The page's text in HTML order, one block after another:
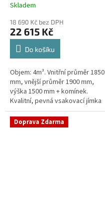
Skladem
18 690 Kč bez DPH
22 615 Kč
Do košíku
Objem: 4m³. Vnitřní průměr 1850
mm, vnější průměr 1900 mm,
výška 1500 mm + komínek.
Kvalitní, pevná vsakovací jímka
(nádrž) bez potřeby
obetonování Průměr přítoku a
odtoku +...
Doprava Zdarma